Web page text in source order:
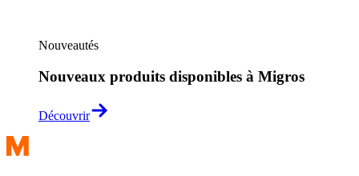
Nouveautés
Nouveaux produits disponibles à Migros
Découvrir